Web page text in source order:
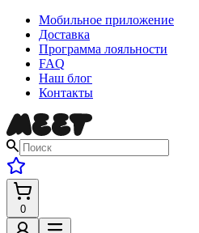
Мобильное приложение
Доставка
Программа лояльности
FAQ
Наш блог
Контакты
0